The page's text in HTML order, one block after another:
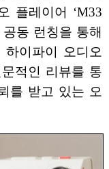
플레이어 ‘M33
동 런칭을 통해
이파이 오디오
적인 리뷰를 통
를 받고 있는 오